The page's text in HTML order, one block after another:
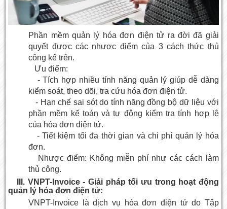
Phần mềm quản lý hóa đơn điện tử ra đời đã giải
quyết được các nhược điểm của 3 cách thức thủ
công kể trên.
Ưu điểm:
- Tích hợp nhiều tính năng quản lý giúp dễ dàng
kiểm soát, theo dõi, tra cứu hóa đơn điện tử.
- Hạn chế sai sót do tính năng đồng bộ dữ liệu với
phần mềm kế toán và tự động kiểm tra tính hợp lệ
của hóa đơn điện tử.
- Tiết kiệm tối đa thời gian và chi phí quản lý hóa
đơn.
Nhược điểm: Không miễn phí như các cách làm
thủ công.
III. VNPT-Invoice - Giải pháp tối ưu trong hoạt động
quản lý hóa đơn điện tử:
VNPT-Invoice là dịch vụ hóa đơn điện tử do Tập